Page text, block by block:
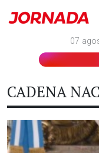
07
CADENA